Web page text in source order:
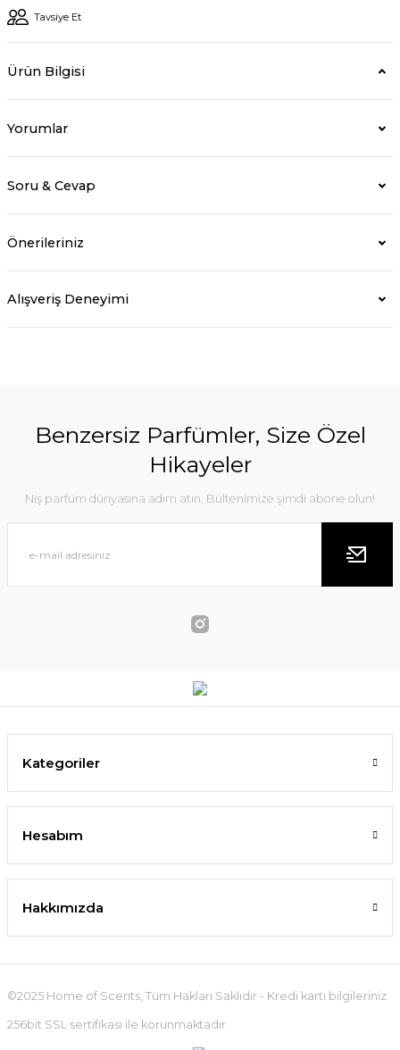
Tavsiye Et
Ürün Bilgisi
Yorumlar
Soru & Cevap
Önerileriniz
Alışveriş Deneyimi
Benzersiz Parfümler, Size Özel
Hikayeler
Niş parfüm dünyasına adım atın. Bültenimize şimdi abone olun!
Kategoriler
Hesabım
Hakkımızda
©2025 Home of Scents, Tüm Hakları Saklıdır - Kredi kartı bilgileriniz
256bit SSL sertifikası ile korunmaktadır.